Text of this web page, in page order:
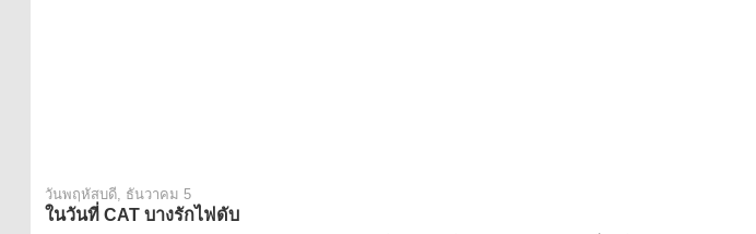
วันพฤหัสบดี, ธันวาคม 5
ในวันที่ CAT บางรักไฟดับ